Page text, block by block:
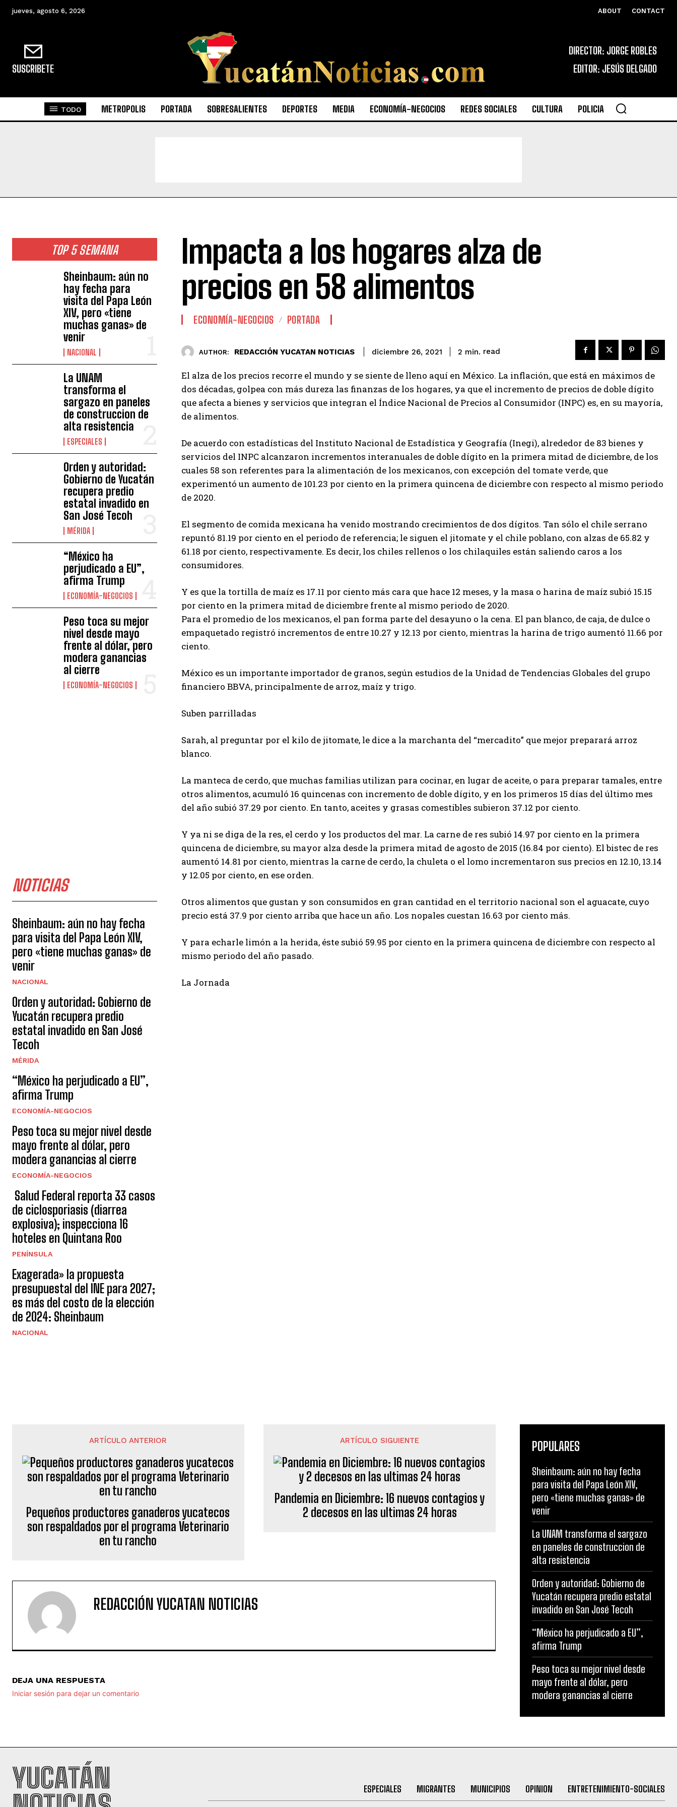
jueves, agosto 6, 2026 ABOUT CONTACT
SUSCRIBETE
DIRECTOR: JORGE ROBLES
EDITOR: JESÚS DELGADO
TODO METROPOLIS PORTADA SOBRESALIENTES DEPORTES MEDIA ECONOMÍA-NEGOCIOS REDES SOCIALES CULTURA POLICIA
TOP 5 SEMANA
Sheinbaum: aún no
hay fecha para
visita del Papa León
XIV, pero «tiene
muchas ganas» de
venir
NACIONAL
La UNAM
transforma el
sargazo en paneles
de construccion de
alta resistencia
ESPECIALES
Orden y autoridad:
Gobierno de Yucatán
recupera predio
estatal invadido en
San José Tecoh
MÉRIDA
“México ha
perjudicado a EU”,
afirma Trump
ECONOMÍA-NEGOCIOS
Peso toca su mejor
nivel desde mayo
frente al dólar, pero
modera ganancias
al cierre
ECONOMÍA-NEGOCIOS
NOTICIAS
Sheinbaum: aún no hay fecha
para visita del Papa León XIV,
pero «tiene muchas ganas» de
venir
NACIONAL
Orden y autoridad: Gobierno de
Yucatán recupera predio
estatal invadido en San José
Tecoh
MÉRIDA
“México ha perjudicado a EU”,
afirma Trump
ECONOMÍA-NEGOCIOS
Peso toca su mejor nivel desde
mayo frente al dólar, pero
modera ganancias al cierre
ECONOMÍA-NEGOCIOS
Salud Federal reporta 33 casos
de ciclosporiasis (diarrea
explosiva); inspecciona 16
hoteles en Quintana Roo
PENÍNSULA
Exagerada» la propuesta
presupuestal del INE para 2027;
es más del costo de la elección
de 2024: Sheinbaum
NACIONAL
Impacta a los hogares alza de
precios en 58 alimentos
ECONOMÍA-NEGOCIOS PORTADA
AUTHOR: REDACCIÓN YUCATAN NOTICIAS diciembre 26, 2021 2 min. read
El alza de los precios recorre el mundo y se siente de lleno aquí en México. La inflación, que está en máximos de
dos décadas, golpea con más dureza las finanzas de los hogares, ya que el incremento de precios de doble dígito
que afecta a bienes y servicios que integran el Índice Nacional de Precios al Consumidor (INPC) es, en su mayoría,
de alimentos.
De acuerdo con estadísticas del Instituto Nacional de Estadística y Geografía (Inegi), alrededor de 83 bienes y
servicios del INPC alcanzaron incrementos interanuales de doble dígito en la primera mitad de diciembre, de los
cuales 58 son referentes para la alimentación de los mexicanos, con excepción del tomate verde, que
experimentó un aumento de 101.23 por ciento en la primera quincena de diciembre con respecto al mismo periodo
de 2020.
El segmento de comida mexicana ha venido mostrando crecimientos de dos dígitos. Tan sólo el chile serrano
repuntó 81.19 por ciento en el periodo de referencia; le siguen el jitomate y el chile poblano, con alzas de 65.82 y
61.18 por ciento, respectivamente. Es decir, los chiles rellenos o los chilaquiles están saliendo caros a los
consumidores.
Y es que la tortilla de maíz es 17.11 por ciento más cara que hace 12 meses, y la masa o harina de maíz subió 15.15
por ciento en la primera mitad de diciembre frente al mismo periodo de 2020.
Para el promedio de los mexicanos, el pan forma parte del desayuno o la cena. El pan blanco, de caja, de dulce o
empaquetado registró incrementos de entre 10.27 y 12.13 por ciento, mientras la harina de trigo aumentó 11.66 por
ciento.
México es un importante importador de granos, según estudios de la Unidad de Tendencias Globales del grupo
financiero BBVA, principalmente de arroz, maíz y trigo.
Suben parrilladas
Sarah, al preguntar por el kilo de jitomate, le dice a la marchanta del “mercadito” que mejor preparará arroz
blanco.
La manteca de cerdo, que muchas familias utilizan para cocinar, en lugar de aceite, o para preparar tamales, entre
otros alimentos, acumuló 16 quincenas con incremento de doble dígito, y en los primeros 15 días del último mes
del año subió 37.29 por ciento. En tanto, aceites y grasas comestibles subieron 37.12 por ciento.
Y ya ni se diga de la res, el cerdo y los productos del mar. La carne de res subió 14.97 por ciento en la primera
quincena de diciembre, su mayor alza desde la primera mitad de agosto de 2015 (16.84 por ciento). El bistec de res
aumentó 14.81 por ciento, mientras la carne de cerdo, la chuleta o el lomo incrementaron sus precios en 12.10, 13.14
y 12.05 por ciento, en ese orden.
Otros alimentos que gustan y son consumidos en gran cantidad en el territorio nacional son el aguacate, cuyo
precio está 37.9 por ciento arriba que hace un año. Los nopales cuestan 16.63 por ciento más.
Y para echarle limón a la herida, éste subió 59.95 por ciento en la primera quincena de diciembre con respecto al
mismo periodo del año pasado.
La Jornada
ARTÍCULO ANTERIOR
Pequeños productores ganaderos yucatecos
son respaldados por el programa Veterinario
en tu rancho
ARTÍCULO SIGUIENTE
Pandemia en Diciembre: 16 nuevos contagios y
2 decesos en las ultimas 24 horas
REDACCIÓN YUCATAN NOTICIAS
DEJA UNA RESPUESTA
Iniciar sesión para dejar un comentario
POPULARES
Sheinbaum: aún no hay fecha
para visita del Papa León XIV,
pero «tiene muchas ganas» de
venir
La UNAM transforma el sargazo
en paneles de construccion de
alta resistencia
Orden y autoridad: Gobierno de
Yucatán recupera predio estatal
invadido en San José Tecoh
“México ha perjudicado a EU”,
afirma Trump
Peso toca su mejor nivel desde
mayo frente al dólar, pero
modera ganancias al cierre
YUCATÁN
ESPECIALES MIGRANTES MUNICIPIOS OPINION ENTRETENIMIENTO-SOCIALES